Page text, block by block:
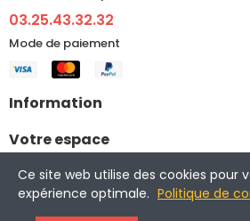
03.25.43.32.32
Mode de paiement
Information
Votre espace
Copyright © 2021-2024 Ellen
Ce site web utilise des cookies pour
expérience optimale. Politique de